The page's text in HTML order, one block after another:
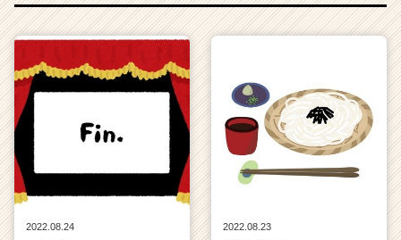
2022.08.24
2022.08.23